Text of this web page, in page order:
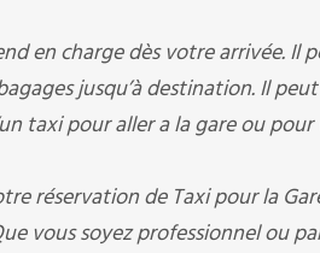
en charge dès votre arrivée.
jusqu’à destination. Il
taxi pour aller a la gare ou
réservation de Taxi pour la
vous soyez professionnel ou